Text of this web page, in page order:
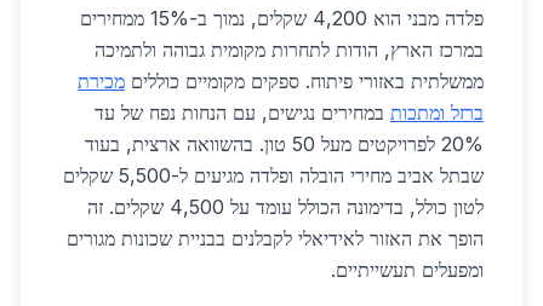
פלדה מבני הוא 4,200 שקלים, נמוך ב-15% ממחירים
במרכז הארץ, הודות לתחרות מקומית גבוהה ולתמיכה
ממשלתית באזורי פיתוח. ספקים מקומיים כוללים מכירת
ברזל ומתכות במחירים נגישים, עם הנחות נפח של עד
20% לפרויקטים מעל 50 טון. בהשוואה ארצית, בעוד
שבתל אביב מחירי הובלה ופלדה מגיעים ל-5,500 שקלים
לטון כולל, בדימונה הכולל עומד על 4,500 שקלים. זה
הופך את האזור לאידיאלי לקבלנים בבניית שכונות מגורים
ומפעלים תעשייתיים.